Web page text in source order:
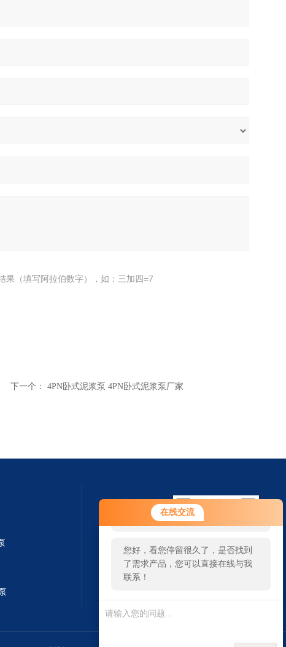
在线交流
您好！欢迎前来咨询，很高兴为您
服务，请问您要咨询什么问题呢？
您好，看您停留很久了，是否找到
了需求产品，您可以直接在线与我
联系！
果（填写阿拉伯数字），如：三加四=7
下一个： 4PN卧式泥浆泵 4PN卧式泥浆泵厂家